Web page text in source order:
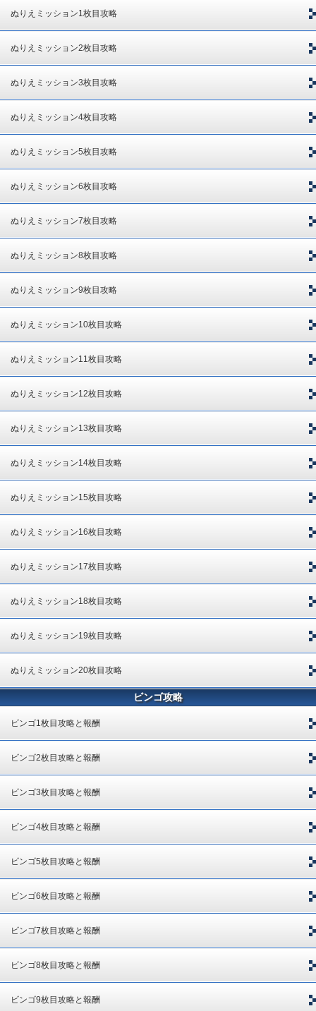
ぬりえミッション1枚目攻略
ぬりえミッション2枚目攻略
ぬりえミッション3枚目攻略
ぬりえミッション4枚目攻略
ぬりえミッション5枚目攻略
ぬりえミッション6枚目攻略
ぬりえミッション7枚目攻略
ぬりえミッション8枚目攻略
ぬりえミッション9枚目攻略
ぬりえミッション10枚目攻略
ぬりえミッション11枚目攻略
ぬりえミッション12枚目攻略
ぬりえミッション13枚目攻略
ぬりえミッション14枚目攻略
ぬりえミッション15枚目攻略
ぬりえミッション16枚目攻略
ぬりえミッション17枚目攻略
ぬりえミッション18枚目攻略
ぬりえミッション19枚目攻略
ぬりえミッション20枚目攻略
ビンゴ攻略
ビンゴ1枚目攻略と報酬
ビンゴ2枚目攻略と報酬
ビンゴ3枚目攻略と報酬
ビンゴ4枚目攻略と報酬
ビンゴ5枚目攻略と報酬
ビンゴ6枚目攻略と報酬
ビンゴ7枚目攻略と報酬
ビンゴ8枚目攻略と報酬
ビンゴ9枚目攻略と報酬